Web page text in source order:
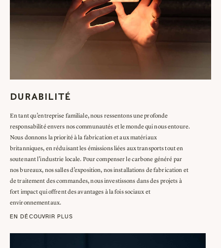
DURABILITÉ
En tant qu’entreprise familiale, nous ressentons une profonde
responsabilité envers nos communautés et le monde qui nous entoure.
Nous donnons la priorité à la fabrication et aux matériaux
britanniques, en réduisant les émissions liées aux transports tout en
soutenant l’industrie locale. Pour compenser le carbone généré par
nos bureaux, nos salles d’exposition, nos installations de fabrication et
de traitement des commandes, nous investissons dans des projets à
fort impact qui offrent des avantages à la fois sociaux et
environnementaux.
EN DÉCOUVRIR PLUS